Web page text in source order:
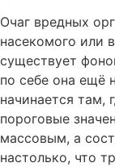
Очаг вредных
насекомого или
существует
по себе она ещё
начинается там,
пороговые
массовым, а
настолько, что